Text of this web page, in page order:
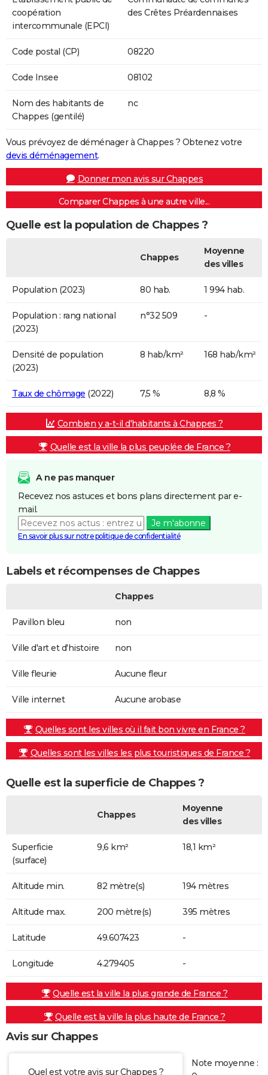
coopération
intercommunale (EPCI)
des Crêtes Préardennaises
Code postal (CP) 08220
Code Insee 08102
Nom des habitants de
Chappes (gentilé)
nc
Vous prévoyez de déménager à Chappes ? Obtenez votre
devis déménagement.
Donner mon avis sur Chappes
Comparer Chappes à une autre ville...
Quelle est la population de Chappes ?
Chappes
Moyenne
des villes
Population (2023) 80 hab. 1 994 hab.
Population : rang national
(2023)
n°32 509 -
Densité de population
(2023)
8 hab/km² 168 hab/km²
Taux de chômage (2022) 7,5 % 8,8 %
Combien y a-t-il d'habitants à Chappes ?
Quelle est la ville la plus peuplée de France ?
A ne pas manquer
Recevez nos astuces et bons plans directement par e-
mail.
Je m'abonne
En savoir plus sur notre politique de confidentialité
Labels et récompenses de Chappes
Chappes
Pavillon bleu non
Ville d'art et d'histoire non
Ville fleurie Aucune fleur
Ville internet Aucune arobase
Quelles sont les villes où il fait bon vivre en France ?
Quelles sont les villes les plus touristiques de France ?
Quelle est la superficie de Chappes ?
Chappes
Moyenne
des villes
Superficie
(surface)
9,6 km² 18,1 km²
Altitude min. 82 mètre(s) 194 mètres
Altitude max. 200 mètre(s) 395 mètres
Latitude 49.607423 -
Longitude 4.279405 -
Quelle est la ville la plus grande de France ?
Quelle est la ville la plus haute de France ?
Avis sur Chappes
Quel est votre avis sur Chappes ?
Note moyenne :